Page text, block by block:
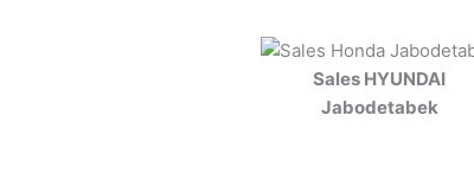
Sales HYUNDAI
Jabodetabek